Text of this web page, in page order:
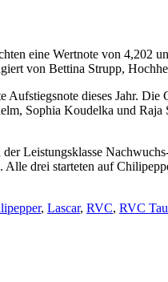
eine Wertnote von 4,202
von Bettina Strupp,
dieses Jahr. Die
Sophia Koudelka und Raja
Leistungsklasse
drei starteten auf
, Lascar, RVC, RVC